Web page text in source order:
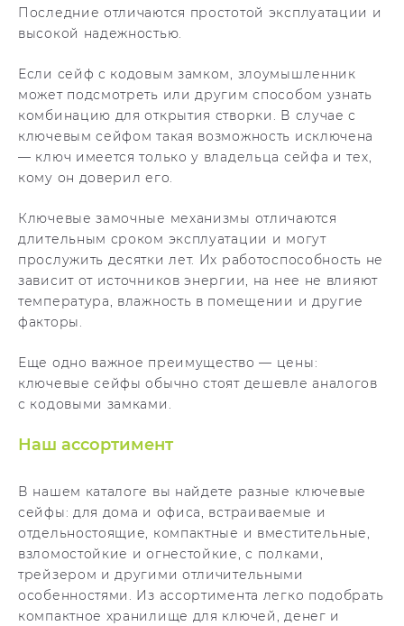
Последние отличаются простотой эксплуатации и
высокой надежностью.
Если сейф с кодовым замком, злоумышленник
может подсмотреть или другим способом узнать
комбинацию для открытия створки. В случае с
ключевым сейфом такая возможность исключена
— ключ имеется только у владельца сейфа и тех,
кому он доверил его.
Ключевые замочные механизмы отличаются
длительным сроком эксплуатации и могут
прослужить десятки лет. Их работоспособность не
зависит от источников энергии, на нее не влияют
температура, влажность в помещении и другие
факторы.
Еще одно важное преимущество — цены:
ключевые сейфы обычно стоят дешевле аналогов
с кодовыми замками.
Наш ассортимент
В нашем каталоге вы найдете разные ключевые
сейфы: для дома и офиса, встраиваемые и
отдельностоящие, компактные и вместительные,
взломостойкие и огнестойкие, с полками,
трейзером и другими отличительными
особенностями. Из ассортимента легко подобрать
компактное хранилище для ключей, денег и